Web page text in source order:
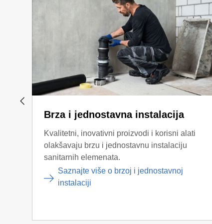
Brza i jednostavna instalacija
Kvalitetni, inovativni proizvodi i korisni alati
olakšavaju brzu i jednostavnu instalaciju
sanitarnih elemenata.
Saznajte više o brzoj i jednostavnoj
instalaciji